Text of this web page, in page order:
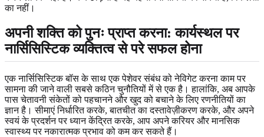
का नहीं।
अपनी शक्ति को पुनः प्राप्त करना: कार्यस्थल पर
नार्सिसिस्टिक व्यक्तित्व से परे सफल होना
एक नार्सिसिस्टिक बॉस के साथ एक पेशेवर संबंध को नेविगेट करना काम पर
सामना की जाने वाली सबसे कठिन चुनौतियों में से एक है। हालांकि, अब आपके
पास चेतावनी संकेतों को पहचानने और खुद को बचाने के लिए रणनीतियों का
ज्ञान है। सीमाएं निर्धारित करके, बातचीत का दस्तावेज़ीकरण करके, और अपने
स्वयं के प्रदर्शन पर ध्यान केंद्रित करके, आप अपने करियर और मानसिक
स्वास्थ्य पर नकारात्मक प्रभाव को कम कर सकते हैं।